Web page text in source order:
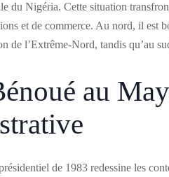
du Nigéria. Cette situation
et de commerce. Au nord, il est
de l’Extrême-Nord, tandis qu’au
au
de 1983 redessine les